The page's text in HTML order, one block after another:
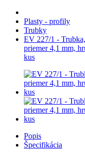
Plasty - profily
Trubky
EV 227/1 -
priemer 4,1 mm,
kus
Popis
Špecifikácia